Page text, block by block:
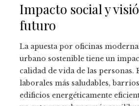
Impacto social y
futuro
La apuesta por oficinas
urbano sostenible tiene un
calidad de vida de las personas.
laborales más saludables,
edificios energéticamente